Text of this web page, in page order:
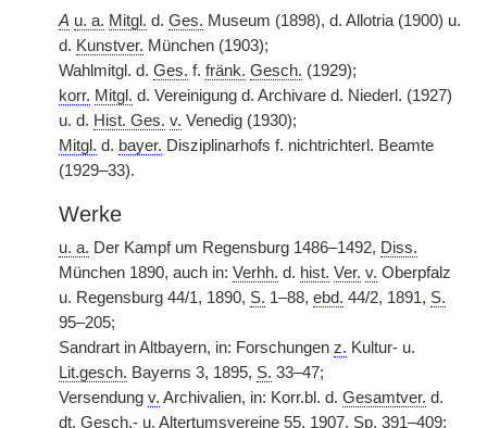
A u. a. Mitgl. d. Ges. Museum (1898), d. Allotria (1900) u.
d. Kunstver. München (1903);
Wahlmitgl. d. Ges. f. fränk. Gesch. (1929);
korr. Mitgl. d. Vereinigung d. Archivare d. Niederl. (1927)
u. d. Hist. Ges. v. Venedig (1930);
Mitgl. d. bayer. Disziplinarhofs f. nichtrichterl. Beamte
(1929–33).
Werke
u. a. Der Kampf um Regensburg 1486–1492, Diss.
München 1890, auch in: Verhh. d. hist. Ver. v. Oberpfalz
u. Regensburg 44/1, 1890, S. 1–88, ebd. 44/2, 1891, S.
95–205;
Sandrart in Altbayern, in: Forschungen z. Kultur- u.
Lit.gesch. Bayerns 3, 1895, S. 33–47;
Versendung v. Archivalien, in: Korr.bl. d. Gesamtver. d.
dt. Gesch.- u. Altertumsvereine 55, 1907, Sp. 391–409;